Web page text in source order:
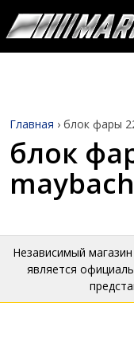
Главная › блок фары
блок
maybach
Независимый
является